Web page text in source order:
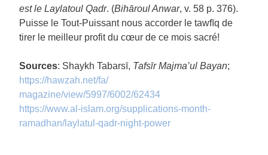
est le Laylatoul Qadr. (Bihāroul Anwar, v. 58 p. 376).
Puisse le Tout-Puissant nous accorder le tawfīq de
tirer le meilleur profit du cœur de ce mois sacré!
Sources: Shaykh Tabarsī, Tafsīr Majma’ul Bayan;
https://hawzah.net/fa/
magazine/view/5997/6002/62434
https://www.al-islam.org/supplications-month-
ramadhan/laylatul-qadr-night-power